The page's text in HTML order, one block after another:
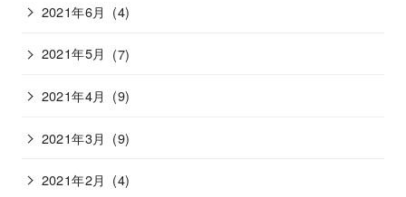
2021年6月 (4)
2021年5月 (7)
2021年4月 (9)
2021年3月 (9)
2021年2月 (4)